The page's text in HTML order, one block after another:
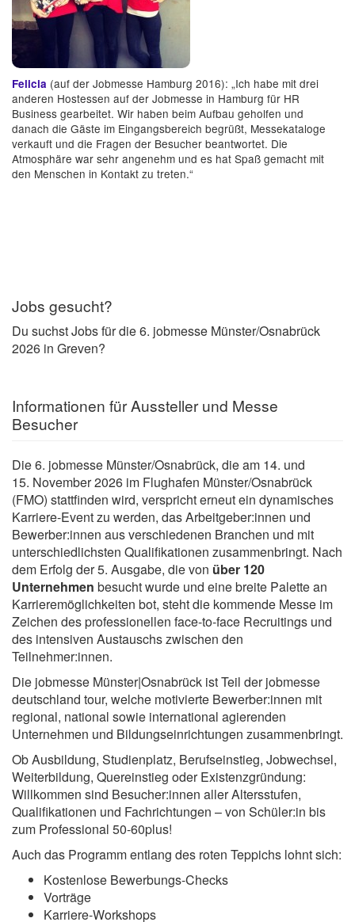
Felicia (auf der Jobmesse Hamburg 2016): „Ich habe mit drei
anderen Hostessen auf der Jobmesse in Hamburg für HR
Business gearbeitet. Wir haben beim Aufbau geholfen und
danach die Gäste im Eingangsbereich begrüßt, Messekataloge
verkauft und die Fragen der Besucher beantwortet. Die
Atmosphäre war sehr angenehm und es hat Spaß gemacht mit
den Menschen in Kontakt zu treten.“
Jobs gesucht?
Du suchst Jobs für die 6. jobmesse Münster/Osnabrück
2026 in Greven?
Informationen für Aussteller und Messe
Besucher
Die 6. jobmesse Münster/Osnabrück, die am 14. und
15. November 2026 im Flughafen Münster/Osnabrück
(FMO) stattfinden wird, verspricht erneut ein dynamisches
Karriere-Event zu werden, das Arbeitgeber:innen und
Bewerber:innen aus verschiedenen Branchen und mit
unterschiedlichsten Qualifikationen zusammenbringt. Nach
dem Erfolg der 5. Ausgabe, die von über 120
Unternehmen besucht wurde und eine breite Palette an
Karrieremöglichkeiten bot, steht die kommende Messe im
Zeichen des professionellen face-to-face Recruitings und
des intensiven Austauschs zwischen den
Teilnehmer:innen.
Die jobmesse Münster|Osnabrück ist Teil der jobmesse
deutschland tour, welche motivierte Bewerber:innen mit
regional, national sowie international agierenden
Unternehmen und Bildungseinrichtungen zusammenbringt.
Ob Ausbildung, Studienplatz, Berufseinstieg, Jobwechsel,
Weiterbildung, Quereinstieg oder Existenzgründung:
Willkommen sind Besucher:innen aller Altersstufen,
Qualifikationen und Fachrichtungen – von Schüler:in bis
zum Professional 50-60plus!
Auch das Programm entlang des roten Teppichs lohnt sich:
Kostenlose Bewerbungs-Checks
Vorträge
Karriere-Workshops